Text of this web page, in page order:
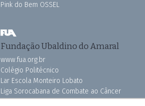
Pink do Bem OSSEL
Fundação Ubaldino do Amaral
www.fua.org.br
Colégio Politécnico
Lar Escola Monteiro Lobato
Liga Sorocabana de Combate ao Câncer
Vila dos Velhinhos